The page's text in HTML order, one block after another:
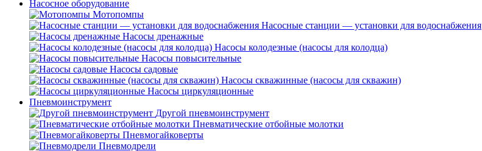
Насосное оборудование
Мотопомпы
Насосные станции — установки для водоснабжения
Насосы дренажные
Насосы колодезные (насосы для колодца)
Насосы повысительные
Насосы садовые
Насосы скважинные (насосы для скважин)
Насосы циркуляционные
Пневмоинструмент
Другой пневмоинструмент
Пневматические отбойные молотки
Пневмогайковерты
Пневмодрели